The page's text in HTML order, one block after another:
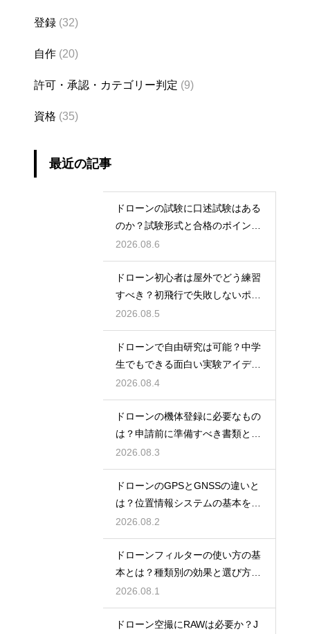
登録 (32)
自作 (20)
許可・承認・カテゴリー判定 (9)
資格 (35)
最近の記事
ドローンの試験に口述試験はある
のか？試験形式と合格のポイント
を解説
2026.08.6
ドローン初心者は屋外でどう練習
すべき？初飛行で失敗しないポイ
ント
2026.08.5
ドローンで自由研究は可能？中学
生でもできる面白い実験アイデア
を紹介
2026.08.4
ドローンの機体登録に必要なもの
は？申請前に準備すべき書類と情
報
2026.08.3
ドローンのGPSとGNSSの違いと
は？位置情報システムの基本を解
説
2026.08.2
ドローンフィルターの使い方の基
本とは？種類別の効果と選び方を
解説
2026.08.1
ドローン空撮にRAWは必要か？J